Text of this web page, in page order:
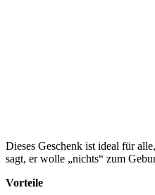
Dieses Geschenk ist ideal für
sagt, er wolle „nichts“ zum
Vorteile